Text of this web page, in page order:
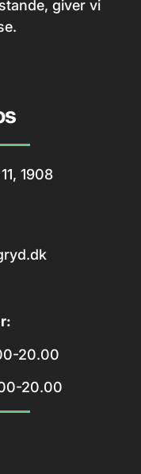
giver vi
1908
20.00
20.00